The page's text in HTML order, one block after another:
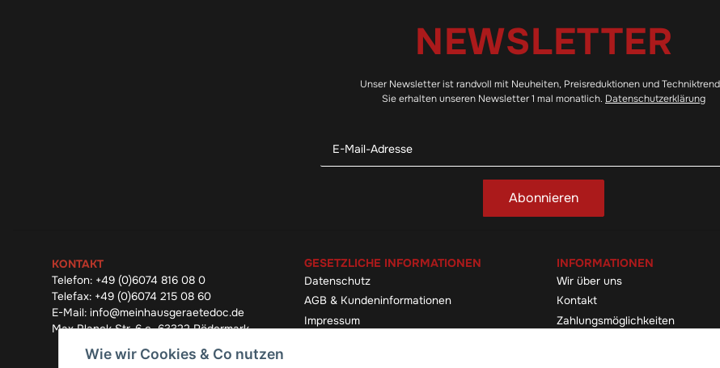
NEWSLETTER
Unser Newsletter ist randvoll mit Neuheiten, Preisreduktionen und
Sie erhalten unseren Newsletter 1 mal monatlich. Datenschutzerklärung
Abonnieren
KONTAKT
Telefon: +49 (0)6074 816 08 0
Telefax: +49 (0)6074 215 08 60
E-Mail: info@meinhausgeraetedoc.de
Max Planck Str. 6 c, 63322 Rödermark
GESETZLICHE INFORMATIONEN
Datenschutz
AGB & Kundeninformationen
Impressum
INFORMATIONEN
Wir über uns
Kontakt
Zahlungsmöglichkeiten
Wie wir Cookies & Co nutzen